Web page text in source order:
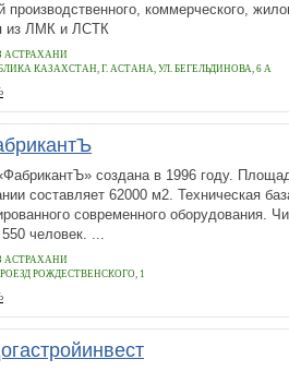
производственного, коммерческого,
из ЛМК и ЛСТК
АСТРАХАНИ
КАЗАХСТАН, Г. АСТАНА, УЛ. БЕГЕЛЬДИНОВА, 6 А
создана в 1996 году.
составляет 62000 м2. Техническая
современного оборудования.
человек. ...
АСТРАХАНИ
РОЖДЕСТВЕНСКОГО, 1